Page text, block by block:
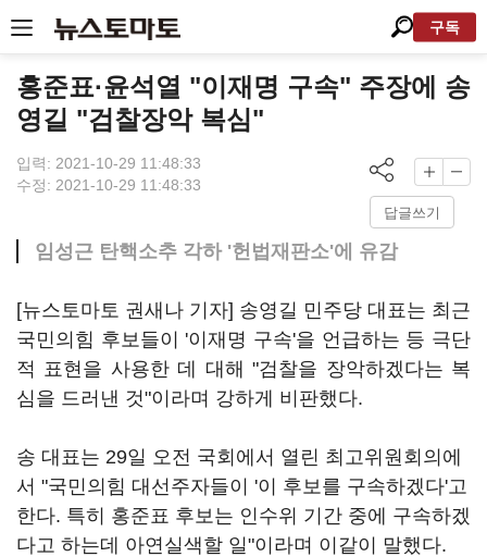
구독
홍준표·윤석열 "이재명 구속" 주장에 송
영길 "검찰장악 복심"
입력: 2021-10-29 11:48:33
수정: 2021-10-29 11:48:33
답글쓰기
임성근 탄핵소추 각하 '헌법재판소'에 유감
[뉴스토마토 권새나 기자] 송영길 민주당 대표는 최근
국민의힘 후보들이 '이재명 구속'을 언급하는 등 극단
적 표현을 사용한 데 대해 "검찰을 장악하겠다는 복
심을 드러낸 것"이라며 강하게 비판했다.
송 대표는 29일 오전 국회에서 열린 최고위원회의에
서 "국민의힘 대선주자들이 '이 후보를 구속하겠다'고
한다. 특히 홍준표 후보는 인수위 기간 중에 구속하겠
다고 하는데 아연실색할 일"이라며 이같이 말했다.